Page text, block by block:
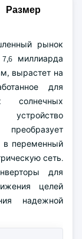
Размер
рынок
миллиарда
вырастет на
для
солнечных
устройство
в переменный
сеть.
для
целей
надежной